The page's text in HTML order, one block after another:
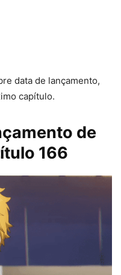
data de lançamento,
capítulo.
de
166